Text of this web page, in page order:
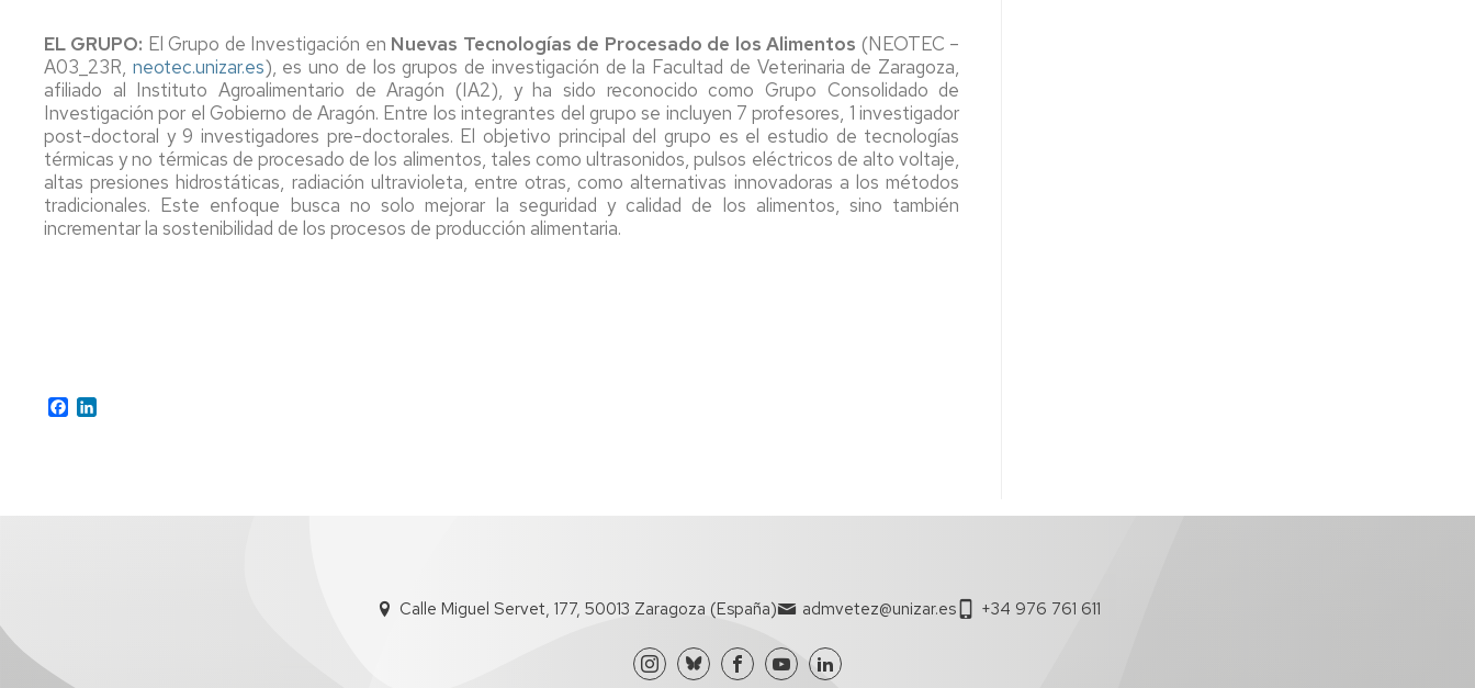
Prácticas
con
animales
Diploma
capacitación
manejo
animales
Externas
Externas
CTA
(procedimiento
para
estudiantes)
Trabajo
fin
de
grado
Tribunales
de
5ª
EL GRUPO: El Grupo de Investigación en Nuevas Tecnologías de Procesado de los Alimentos (NEOTEC –
A03_23R, neotec.unizar.es), es uno de los grupos de investigación de la Facultad de Veterinaria de Zaragoza,
afiliado al Instituto Agroalimentario de Aragón (IA2), y ha sido reconocido como Grupo Consolidado de
Investigación por el Gobierno de Aragón. Entre los integrantes del grupo se incluyen 7 profesores, 1 investigador
post-doctoral y 9 investigadores pre-doctorales. El objetivo principal del grupo es el estudio de tecnologías
térmicas y no térmicas de procesado de los alimentos, tales como ultrasonidos, pulsos eléctricos de alto voltaje,
altas presiones hidrostáticas, radiación ultravioleta, entre otras, como alternativas innovadoras a los métodos
tradicionales. Este enfoque busca no solo mejorar la seguridad y calidad de los alimentos, sino también
incrementar la sostenibilidad de los procesos de producción alimentaria.
Facebook
Calle Miguel Servet, 177, 50013 Zaragoza (España) admvetez@unizar.es +34 976 761 611